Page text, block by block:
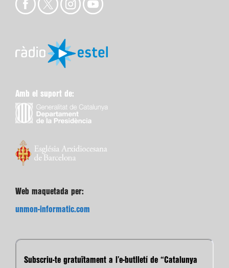
Amb el suport de:
Web maquetada per:
unmon-informatic.com
Subscriu-te gratuïtament a l’e-butlletí de “Catalunya